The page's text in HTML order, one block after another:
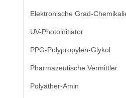
Elektronische Grad-
UV-Photoinitiator
PPG-Polypropylen-Glykol
Pharmazeutische Vermittler
Polyäther-Amin